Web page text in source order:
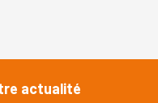
actualité